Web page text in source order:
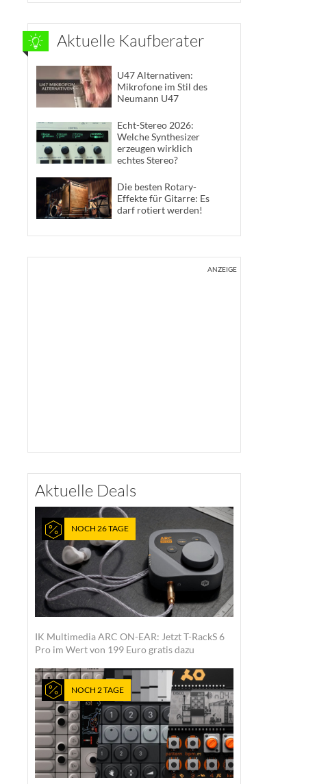
Aktuelle Kaufberater
U47 Alternativen:
Mikrofone im Stil des
Neumann U47
Echt-Stereo 2026:
Welche Synthesizer
erzeugen wirklich
echtes Stereo?
Die besten Rotary-
Effekte für Gitarre: Es
darf rotiert werden!
ANZEIGE
Aktuelle Deals
NOCH 26 TAGE
IK Multimedia ARC ON-EAR: Jetzt T-RackS 6
Pro im Wert von 199 Euro gratis dazu
NOCH 2 TAGE